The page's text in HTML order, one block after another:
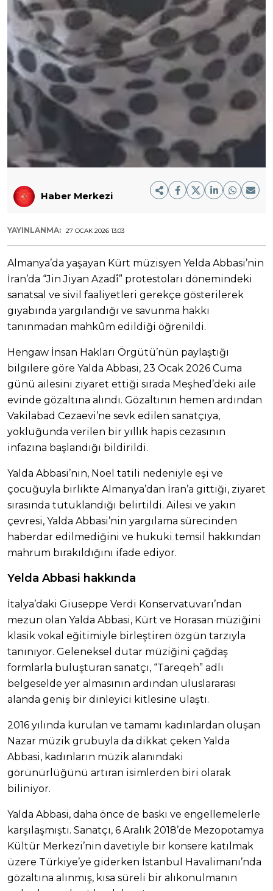
Haber Merkezi
YAYINLANMA: 27 OCAK 2026 13:03
Almanya’da yaşayan Kürt müzisyen Yelda Abbasi’nin
İran’da “Jin Jiyan Azadî” protestoları dönemindeki
sanatsal ve sivil faaliyetleri gerekçe gösterilerek
gıyabında yargılandığı ve savunma hakkı
tanınmadan mahkûm edildiği öğrenildi.
Hengaw İnsan Hakları Örgütü’nün paylaştığı
bilgilere göre Yalda Abbasi, 23 Ocak 2026 Cuma
günü ailesini ziyaret ettiği sırada Meşhed’deki aile
evinde gözaltına alındı. Gözaltının hemen ardından
Vakilabad Cezaevi’ne sevk edilen sanatçıya,
yokluğunda verilen bir yıllık hapis cezasının
infazına başlandığı bildirildi.
Yalda Abbasi’nin, Noel tatili nedeniyle eşi ve
çocuğuyla birlikte Almanya’dan İran’a gittiği, ziyaret
sırasında tutuklandığı belirtildi. Ailesi ve yakın
çevresi, Yalda Abbasi’nin yargılama sürecinden
haberdar edilmediğini ve hukuki temsil hakkından
mahrum bırakıldığını ifade ediyor.
Yelda Abbasi hakkında
İtalya’daki Giuseppe Verdi Konservatuvarı’ndan
mezun olan Yalda Abbasi, Kürt ve Horasan müziğini
klasik vokal eğitimiyle birleştiren özgün tarzıyla
tanınıyor. Geleneksel dutar müziğini çağdaş
formlarla buluşturan sanatçı, “Tareqeh” adlı
belgeselde yer almasının ardından uluslararası
alanda geniş bir dinleyici kitlesine ulaştı.
2016 yılında kurulan ve tamamı kadınlardan oluşan
Nazar müzik grubuyla da dikkat çeken Yalda
Abbasi, kadınların müzik alanındaki
görünürlüğünü artıran isimlerden biri olarak
biliniyor.
Yalda Abbasi, daha önce de baskı ve engellemelerle
karşılaşmıştı. Sanatçı, 6 Aralık 2018’de Mezopotamya
Kültür Merkezi’nin davetiyle bir konsere katılmak
üzere Türkiye’ye giderken İstanbul Havalimanı’nda
gözaltına alınmış, kısa süreli bir alıkonulmanın